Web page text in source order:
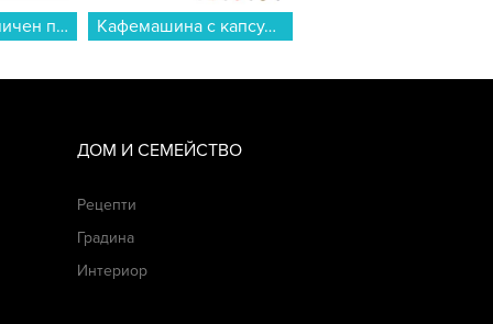
Вграден керамичен плот Crown PVT613.C , Електрически... Кафемашина с капсули Crown CCM-1533 GR 7 в 1...
ДОМ И СЕМЕЙСТВО
Рецепти
Градина
Интериор